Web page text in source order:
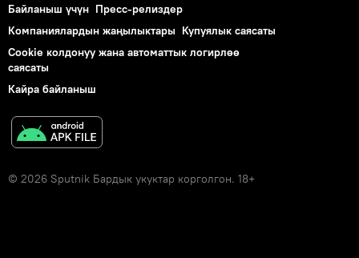
Байланыш үчүн Пресс-релиздер
Компаниялардын жаңылыктары Купуялык саясаты
Cookie колдонуу жана автоматтык логирлөө
саясаты
Кайра байланыш
© 2026 Sputnik Бардык укуктар корголгон. 18+